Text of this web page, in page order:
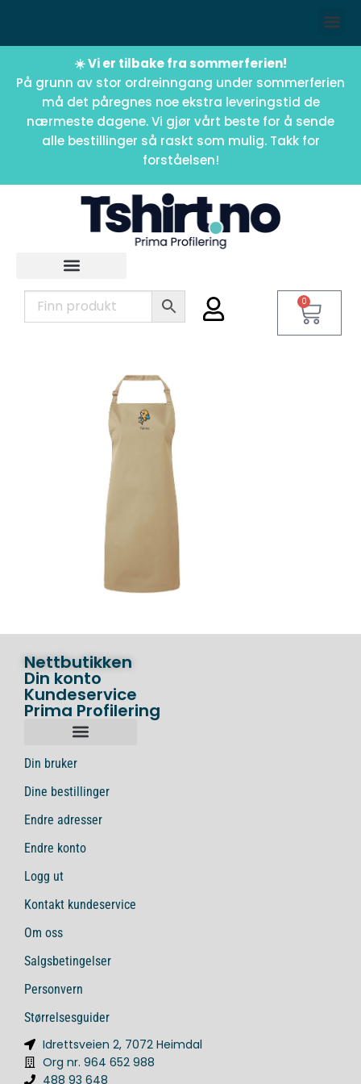
☀️ Vi er tilbake fra sommerferien!
På grunn av stor ordreinngang under sommerferien
må det påregnes noe ekstra leveringstid de
nærmeste dagene. Vi gjør vårt beste for å sende
alle bestillinger så raskt som mulig. Takk for
forståelsen!
0
Nettbutikken
Din konto
Kundeservice
Prima Profilering
Din bruker
Dine bestillinger
Endre adresser
Endre konto
Logg ut
Kontakt kundeservice
Om oss
Salgsbetingelser
Personvern
Størrelsesguider
Idrettsveien 2, 7072 Heimdal
Org nr. 964 652 988
488 93 648